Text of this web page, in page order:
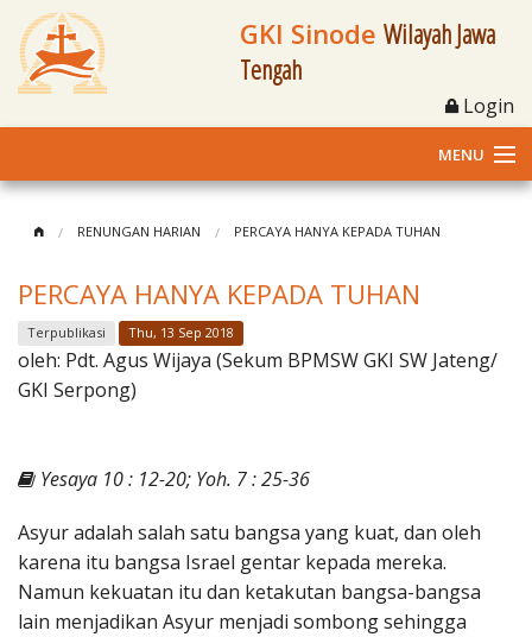
GKI Sinode Wilayah Jawa
Tengah
Login
MENU
Klasis dan Jemaat
Berita Kegiatan
Materi
Penerbitan
RENUNGAN HARIAN PERCAYA HANYA KEPADA TUHAN
PERCAYA HANYA KEPADA TUHAN
Terpublikasi Thu, 13 Sep 2018
oleh: Pdt. Agus Wijaya (Sekum BPMSW GKI SW Jateng/
GKI Serpong)
Yesaya 10 : 12-20; Yoh. 7 : 25-36
Asyur adalah salah satu bangsa yang kuat, dan oleh
karena itu bangsa Israel gentar kepada mereka.
Namun kekuatan itu dan ketakutan bangsa-bangsa
lain menjadikan Asyur menjadi sombong sehingga